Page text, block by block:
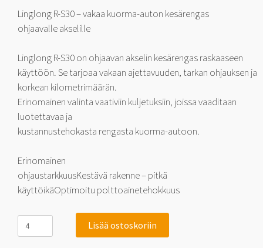
Linglong R-S30 – vakaa kuorma-auton kesärengas
ohjaavalle akselille
Linglong R-S30 on ohjaavan akselin kesärengas raskaaseen
käyttöön. Se tarjoaa vakaan ajettavuuden, tarkan ohjauksen ja
korkean kilometrimäärän.
Erinomainen valinta vaativiin kuljetuksiin, joissa vaaditaan
luotettavaa ja
kustannustehokasta rengasta kuorma-autoon.
Erinomainen
ohjaustarkkuusKestävä rakenne – pitkä
käyttöikäOptimoitu polttoainetehokkuus
Linglong
S30
Lisää ostoskoriin